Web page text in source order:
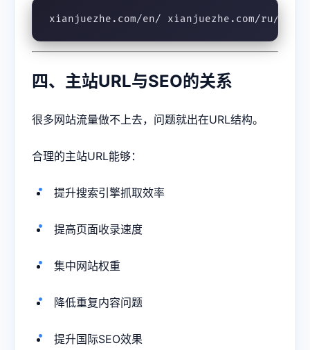
xianjuezhe.com/en/ xianjuezhe.com/ru/
四、主站URL与SEO的关系
很多网站流量做不上去，问题就出在URL结构。
合理的主站URL能够：
提升搜索引擎抓取效率
提高页面收录速度
集中网站权重
降低重复内容问题
提升国际SEO效果